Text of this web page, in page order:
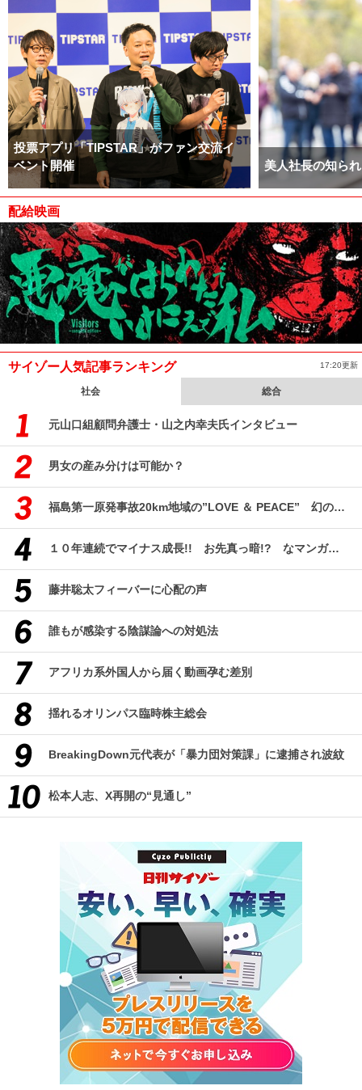
投票アプリ「TIPSTAR」がファン交流イ
ベント開催
美人社長の知ら
配給映画
サイゾー人気記事ランキング 17:20更新
社会 総合
元山口組顧問弁護士・山之内幸夫氏インタビュー
男女の産み分けは可能か？
福島第一原発事故20km地域の”LOVE ＆ PEACE” 幻のコミューン「獏原人村」の現在
１０年連続でマイナス成長!! お先真っ暗!? なマンガ産業研究
藤井聡太フィーバーに心配の声
誰もが感染する陰謀論への対処法
アフリカ系外国人から届く動画孕む差別
揺れるオリンパス臨時株主総会
BreakingDown元代表が「暴力団対策課」に逮捕され波紋
松本人志、X再開の“見通し”